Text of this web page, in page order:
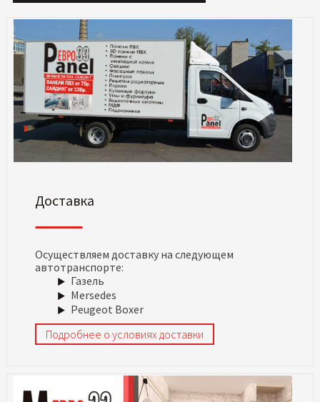
Доставка
Осуществляем доставку на следующем
автотранспорте:
Газель
Mersedes
Peugeot Boxer
Подробнее о условиях доставки